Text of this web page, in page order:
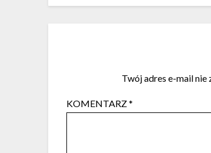
Twój adres e-mail
KOMENTARZ*